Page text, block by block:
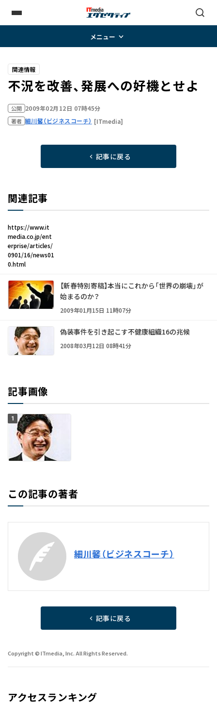
メニュー
関連情報
不況を改善、発展への好機とせよ
公開 2009年02月12日 07時45分
著者 細川馨（ビジネスコーチ） [ITmedia]
記事に戻る
関連記事
https://www.it
media.co.jp/ent
erprise/articles/
0901/16/news01
0.html
【新春特別寄稿】本当にこれから「世界の崩壊」が
始まるのか？
2009年01月15日 11時07分
偽装事件を引き起こす不健康組織16の兆候
2008年03月12日 08時41分
記事画像
1
この記事の著者
細川馨（ビジネスコーチ）
記事に戻る
Copyright © ITmedia, Inc. All Rights Reserved.
アクセスランキング